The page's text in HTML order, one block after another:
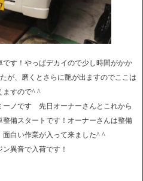
す！やっぱデカイので少し時間がかか
が、磨くとさらに艶が出ますのでここは
ますので^ ^
ーノです 先日オーナーさんとこれから
備スタートです！オーナーさんは整備
白い作業が入って来ました^ ^
異音で入荷です！